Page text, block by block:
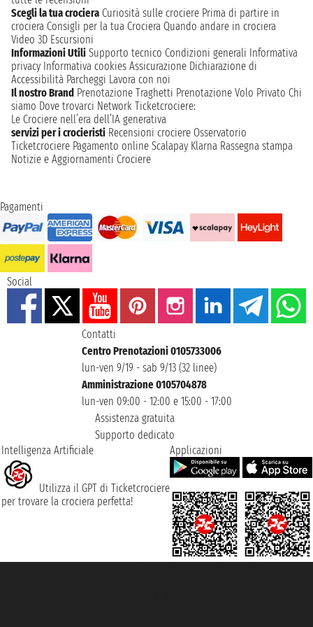
Scegli la tua crociera Curiosità sulle crociere Prima di partire in
crociera Consigli per la tua Crociera Quando andare in crociera
Video 3D Escursioni
Informazioni Utili Supporto tecnico Condizioni generali Informativa
privacy Informativa cookies Assicurazione Dichiarazione di
Accessibilità Parcheggi Lavora con noi
Il nostro Brand Prenotazione Traghetti Prenotazione Volo Privato Chi
siamo Dove trovarci Network Ticketcrociere:
Le Crociere nell’era dell’IA generativa
servizi per i crocieristi Recensioni crociere Osservatorio
Ticketcrociere Pagamento online Scalapay Klarna Rassegna stampa
Notizie e Aggiornamenti Crociere
Pagamenti
Social
Contatti
Centro Prenotazioni 0105733006
lun-ven 9/19 - sab 9/13 (32 linee)
Amministrazione 0105704878
lun-ven 09:00 - 12:00 e 15:00 - 17:00
Assistenza gratuita
Supporto dedicato
Intelligenza Artificiale
Utilizza il GPT di Ticketcrociere
per trovare la crociera perfetta!
Applicazioni